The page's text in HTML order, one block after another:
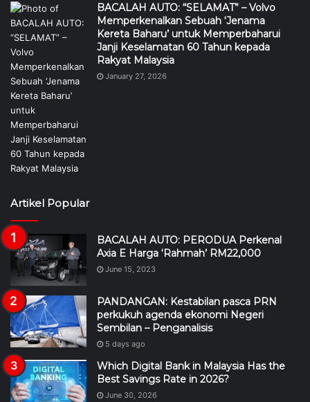
BACALAH AUTO: “SELAMAT” – Volvo
Memperkenalkan Sebuah ‘Jenama
Kereta Baharu’ untuk Memperbaharui
Janji Keselamatan 60 Tahun kepada
Rakyat Malaysia
January 27, 2026
Artikel Popular
BACALAH AUTO: PERODUA Perkenal
Axia E Harga ‘Rahmah’ RM22,000
June 15, 2023
PANDANGAN: Kestabilan pasca PRN
perkukuh agenda ekonomi Negeri
Sembilan – Penganalisis
5 days ago
Which Digital Bank in Malaysia Has the
Best Savings Rate in 2026?
June 30, 2026